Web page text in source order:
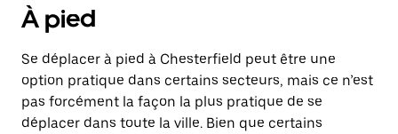
À pied
Se déplacer à pied à Chesterfield peut être une
option pratique dans certains secteurs, mais ce n’est
pas forcément la façon la plus pratique de se
déplacer dans toute la ville. Bien que certains